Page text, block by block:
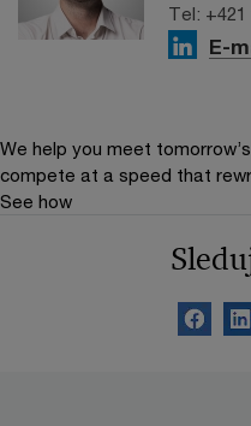
Tel: +421
E-
We help you meet
compete at a speed that
See how